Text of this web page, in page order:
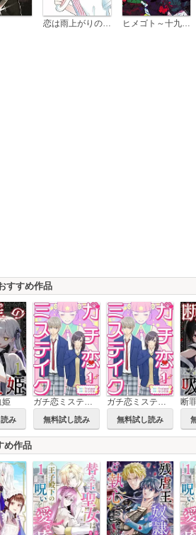
ヒメゴト～十九歳の制服～
すすめ作品
姫
み
ガチ恋ミステイク
無料試し読み
ガチ恋ミステイク 単行本版
無料試し読み
め作品